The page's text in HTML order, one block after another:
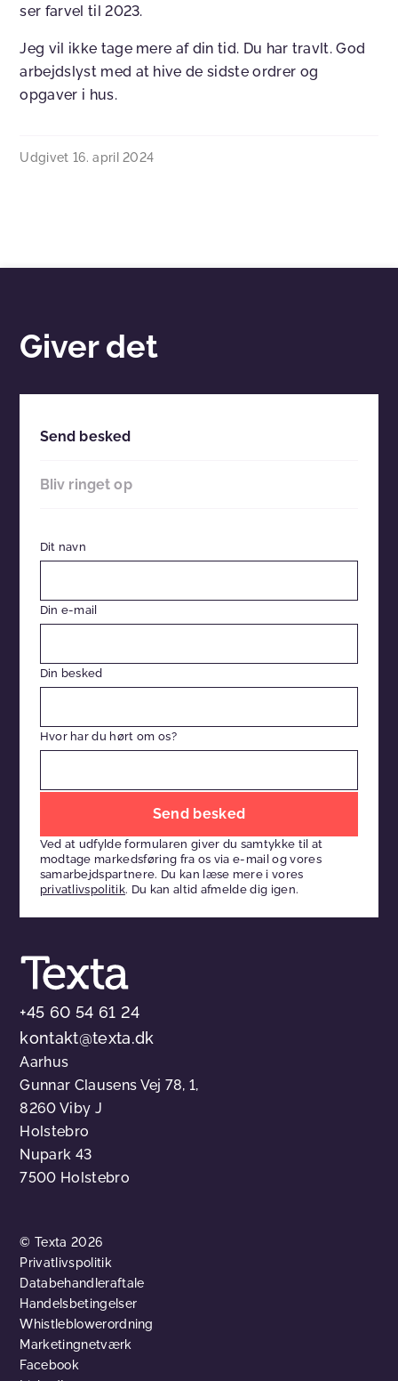
ser farvel til 2023.
Jeg vil ikke tage mere af din tid. Du har travlt. God
arbejdslyst med at hive de sidste ordrer og
opgaver i hus.
Udgivet 16. april 2024
Giver det
Send besked
Bliv ringet op
Dit navn
Din e-mail
Din besked
Hvor har du hørt om os?
dette
felt
tomt
Ved at udfylde formularen giver du samtykke til at
modtage markedsføring fra os via e-mail og vores
samarbejdspartnere. Du kan læse mere i vores
privatlivspolitik. Du kan altid afmelde dig igen.
+45 60 54 61 24
kontakt@texta.dk
Aarhus
Gunnar Clausens Vej 78, 1,
8260 Viby J
Holstebro
Nupark 43
7500 Holstebro
© Texta 2026
Privatlivspolitik
Databehandleraftale
Handelsbetingelser
Whistleblowerordning
Marketingnetværk
Facebook